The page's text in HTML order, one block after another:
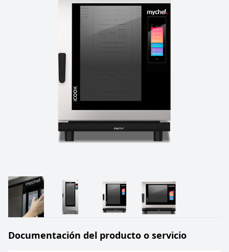
Documentación del producto o servicio